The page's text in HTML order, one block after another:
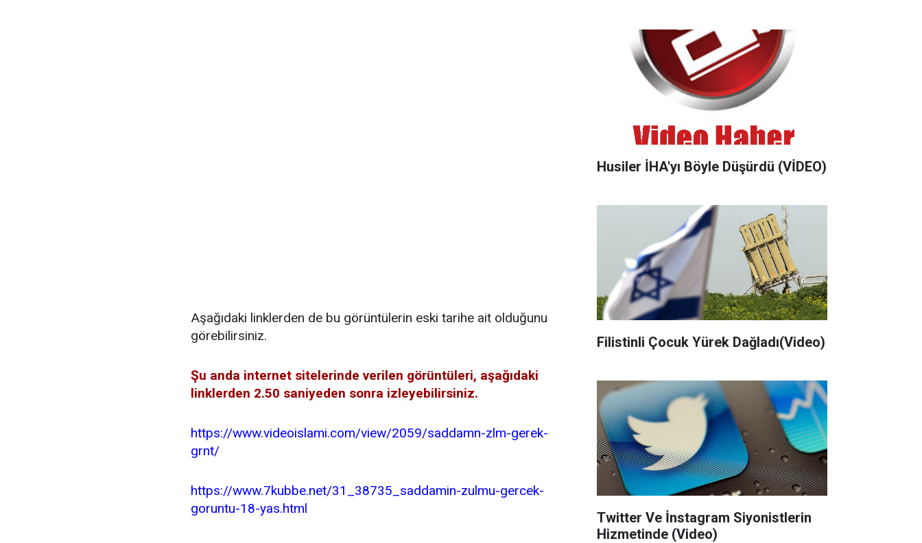
Aşağıdaki linklerden de bu görüntülerin eski tarihe ait olduğunu
görebilirsiniz.
Şu anda internet sitelerinde verilen görüntüleri, aşağıdaki
linklerden 2.50 saniyeden sonra izleyebilirsiniz.
https://www.videoislami.com/view/2059/saddamn-zlm-gerek-
grnt/
https://www.7kubbe.net/31_38735_saddamin-zulmu-gercek-
goruntu-18-yas.html
Husiler İHA'yı Böyle Düşürdü (VİDEO)
Filistinli Çocuk Yürek Dağladı(Video)
Twitter Ve İnstagram Siyonistlerin
Hizmetinde (Video)